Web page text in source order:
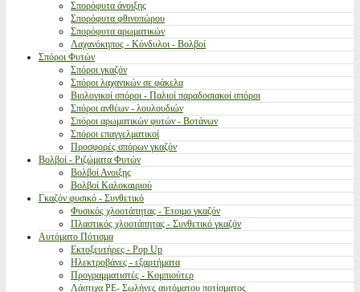
Σπορόφυτα άνοιξης
Σπορόφυτα φθινοπώρου
Σπορόφυτα αρωματικών
Λαχανόκηπος - Κόνδυλοι - Βολβοί
Σπόροι Φυτών
Σπόροι γκαζόν
Σπόροι λαχανικών σε φάκελα
Βιολογικοί σπόροι - Παλιοί παραδοσιακοί σπόροι
Σπόροι ανθέων - λουλουδιών
Σπόροι αρωματικών φυτών - Βοτάνων
Σπόροι επαγγελματικοί
Προσφορές σπόρων γκαζόν
Βολβοί - Ριζώματα Φυτών
Βολβοί Ανοιξης
Βολβοί Καλοκαιριού
Γκαζόν φυσικό - Συνθετικό
Φυσικός χλοοτάπητας - Έτοιμο γκαζόν
Πλαστικός χλοοτάπητας - Συνθετικό γκαζόν
Αυτόματο Πότισμα
Εκτοξευτήρες - Pop Up
Ηλεκτροβάνες - εξαρτήματα
Προγραμματιστές - Κομπιούτερ
Λάστιχα PE- Σωλήνες αυτόματου ποτίσματος